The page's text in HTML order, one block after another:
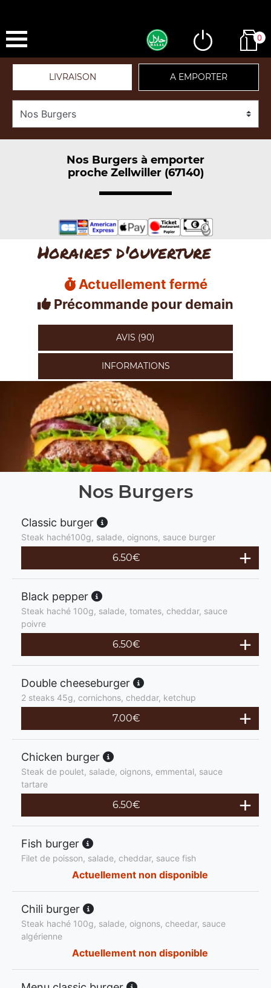
0
LIVRAISON A EMPORTER
Nos Burgers à emporter
proche Zellwiller (67140)
Horaires d'ouverture
Actuellement fermé
Précommande pour demain
AVIS (90)
INFORMATIONS
Nos Burgers
Classic burger
Steak haché100g, salade, oignons, sauce burger
6.50€
Black pepper
Steak haché 100g, salade, tomates, cheddar, sauce
poivre
6.50€
Double cheeseburger
2 steaks 45g, cornichons, cheddar, ketchup
7.00€
Chicken burger
Steak de poulet, salade, oignons, emmental, sauce
tartare
6.50€
Fish burger
Filet de poisson, salade, cheddar, sauce fish
Actuellement non disponible
Chili burger
Steak haché 100g, salade, oignons, cheedar, sauce
algérienne
Actuellement non disponible